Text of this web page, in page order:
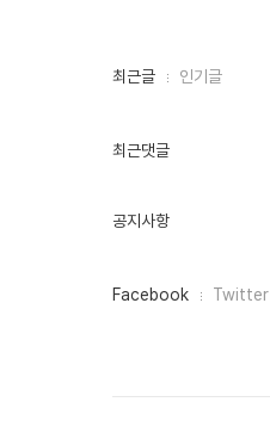
최
인
최근글 인기글
최근댓글
공지사항
페
Facebook Twitter